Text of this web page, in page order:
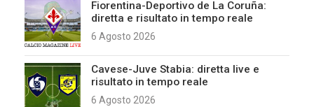
Fiorentina-Deportivo de La Coruña:
diretta e risultato in tempo reale
6 Agosto 2026
Cavese-Juve Stabia: diretta live e
risultato in tempo reale
6 Agosto 2026